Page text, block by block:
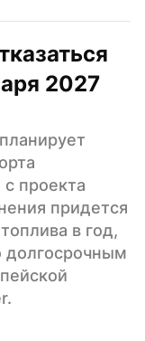
2027
проекта
придется
в год,
долгосрочным